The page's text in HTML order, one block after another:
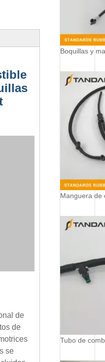
de
de
se